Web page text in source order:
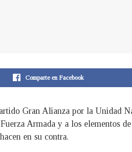
Comparte en Facebook
Gran Alianza por la Unidad
Armada y a los elementos
en su contra.